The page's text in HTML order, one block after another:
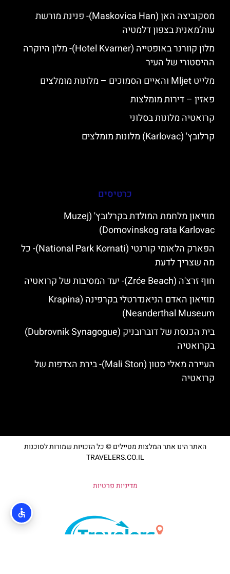
מסקוביצה האן (Maskovica Han)- פנינת מורשת
עות’מאנית בצפון דלמטיה
מלון קוורנר באופטייה (Hotel Kvarner)- מלון היוקרה
ההיסטורי של העיר
מלייט Mljet והאיים הסמוכים – מלונות מומלצים
פאזין – דירות מומלצות
קרואטיה מלונות בסלוני
קרלובץ' (Karlovac) מלונות מומלצים
כרטיסים
מוזיאון מלחמת המולדת בקרלובץ' (Muzej
Domovinskog rata Karlovac)
הפארק הלאומי קורנטי (National Park Kornati)- כל
מה שצריך לדעת
חוף זרצ'ה (Zrće Beach)- יעד המסיבות של קרואטיה
מוזיאון האדם הניאנדרטלי בקרפינה (Krapina
Neanderthal Museum)
בית הכנסת של דוברובניק (Dubrovnik Synagogue)
בקרואטיה
העיירה מאלי סטון (Mali Ston)- בירת הצדפות של
קרואטיה
האתר הינו אתר המלצות מטיילים © כל הזכויות שמורות לסוכנות
TRAVELERS.CO.IL
מדיניות פרטיות